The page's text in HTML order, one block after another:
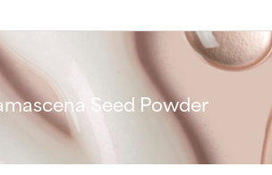
Seed Powder